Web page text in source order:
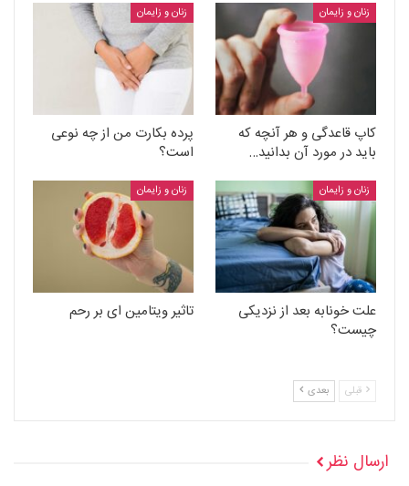
زنان و زایمان
کاپ قاعدگی و هر آنچه که
باید در مورد آن بدانید…
زنان و زایمان
پرده بکارت من از چه نوعی
است؟
زنان و زایمان
علت خونابه بعد از نزدیکی
چیست؟
زنان و زایمان
تاثیر ویتامین ای بر رحم
قبلی بعدی
ارسال نظر